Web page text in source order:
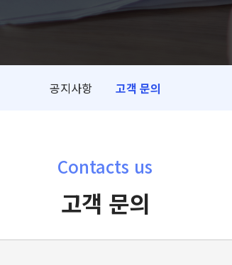
공지사항 고객 문의
Contacts us
고객 문의